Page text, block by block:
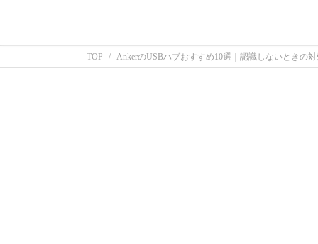
TOP AnkerのUSBハブおすすめ10選｜認識しないときの